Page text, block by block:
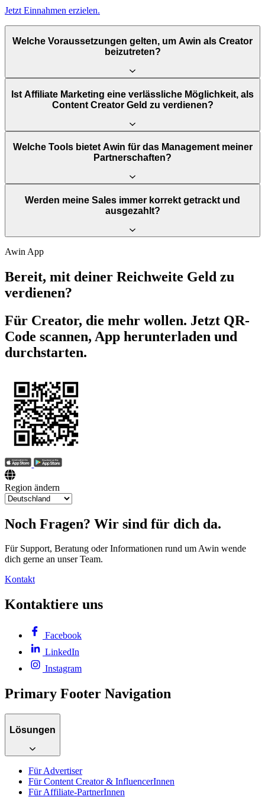
Jetzt Einnahmen erzielen.
Welche Voraussetzungen gelten, um Awin als Creator
beizutreten?
Ist Affiliate Marketing eine verlässliche Möglichkeit, als
Content Creator Geld zu verdienen?
Welche Tools bietet Awin für das Management meiner
Partnerschaften?
Werden meine Sales immer korrekt getrackt und
ausgezahlt?
Awin App
Bereit, mit deiner Reichweite Geld zu
verdienen?
Für Creator, die mehr wollen. Jetzt QR-
Code scannen, App herunterladen und
durchstarten.
Region ändern
Noch Fragen? Wir sind für dich da.
Für Support, Beratung oder Informationen rund um Awin wende
dich gerne an unser Team.
Kontakt
Kontaktiere uns
Facebook
LinkedIn
Instagram
Primary Footer Navigation
Lösungen
Für Advertiser
Für Content Creator & InfluencerInnen
Für Affiliate-PartnerInnen